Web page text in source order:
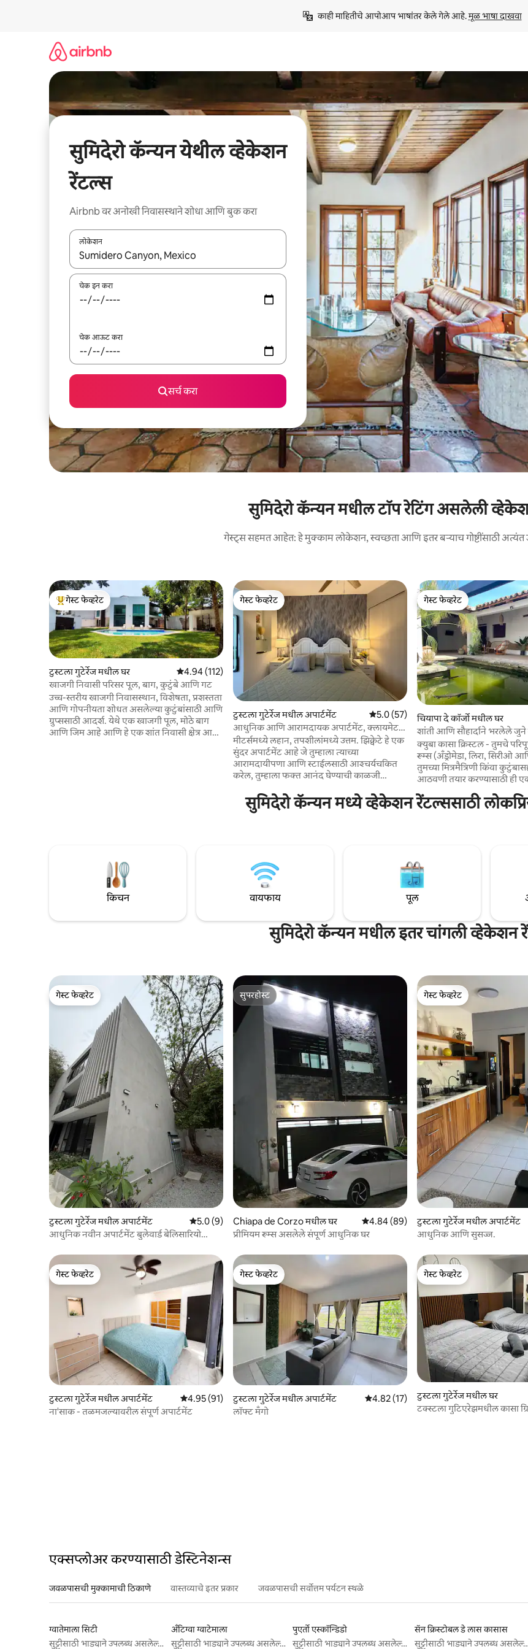
काही माहितीचे आपोआप भाषांतर केले गेले आहे. मूळ भाषा दाखवा
सुमिदेरो कॅन्यन येथील व्हेकेशन
रेंटल्स
Airbnb वर अनोखी निवासस्थाने शोधा आणि बुक करा
लोकेशन
जेव्हा परिणाम उपलब्ध असतील, तेव्हा वरच्या आणि खाली बाणांच्या किजसह नेव्हिगेट करा किंवा स्पर्शाने स्वाइप जेश्चर्स वापरून एक्सप्लोर करा.
चेक इन करा
चेक आऊट करा
सर्च करा
सुमिदेरो कॅन्यन मधील टॉप रेटिंग असलेली
गेस्ट्स सहमत आहेत: हे मुक्काम लोकेशन, स्वच्छता आणि इतर बऱ्याच गोष्टींसाठी
टॉप गेस्ट फेव्हरेट
गेस्ट फेव्हरेट
टुस्टला गुटेर्रेज मधील घर 5 पैकी 4.94 सरासरी रेटिंग, 112 रिव्ह्यूज
4.94 (112)
खाजगी निवासी परिसर पूल, बाग, कुटुंबे आणि गट
उच्च-स्तरीय खाजगी निवासस्थान, विशेषता, प्रशस्तता
आणि गोपनीयता शोधत असलेल्या कुटुंबांसाठी आणि
ग्रुप्ससाठी आदर्श. येथे एक खाजगी पूल, मोठे बाग
आणि जिम आहे आणि हे एक शांत निवासी क्षेत्र आहे.
गेस्ट फेव्हरेट
गेस्ट फेव्हरेट
टुस्टला गुटेर्रेज मधील अपार्टमेंट 5 पैकी 5.0 सरासरी रेटिंग, 57 रिव्ह्यूज
5.0 (57)
आधुनिक आणि आरामदायक अपार्टमेंट, क्लायमेट
कंट्रोल आणि हॅमॉकसह
मीटर्समध्ये लहान, तपशीलांमध्ये उत्तम. झिक्वेटे हे एक
सुंदर अपार्टमेंट आहे जे तुम्हाला त्याच्या
आरामदायीपणा आणि स्टाईलसाठी आश्चर्यचकित
करेल, तुम्हाला फक्त आनंद घेण्याची काळजी
आराम, चांगले लोकेशन आणि शांतता शोधत
असलेल्या जोडप्यांसाठी किंवा प्रवाशांसाठी आदर्श.
चांगला वाटेल असा बनवण्यासाठी डिझाईन केलेली
गेस्ट फेव्हरेट
गेस्ट फेव्हरेट
चियापा दे कॉर्जो मधील घर
शांती आणि सौहार्दाने भरलेले
क्युबा कासा क्रिस्टल - तुमचे
रूम्स (अँड्रोमेडा, लिरा, सिरीओ
तुमच्या मित्रमैत्रिणी किंवा
आठवणी तयार करण्यासाठी ही
आहे. शांती आणि सौहार्दाने
मेक्सिकन घराचा आनंद घेण्याची
सर्वात महत्त्वाचे म्हणजे, आम्ही
नाही! तुम्ही आणखी 1 रूम
सुमिदेरो कॅन्यन मध्ये व्हेकेशन रेंटल्ससाठी
किचन वायफाय पूल
सुमिदेरो कॅन्यन मधील इतर चांगली व्हेकेशन
गेस्ट फेव्हरेट
गेस्ट फेव्हरेट
टुस्टला गुटेर्रेज मधील अपार्टमेंट 5 पैकी 5.0 सरासरी रेटिंग, 9 रिव्ह्यूज
5.0 (9)
आधुनिक नवीन अपार्टमेंट बुलेवार्ड बेलिसारियो
सुपरहोस्ट
सुपरहोस्ट
Chiapa de Corzo मधील घर 5 पैकी 4.84 सरासरी रेटिंग, 89 रिव्ह्यूज
4.84 (89)
प्रीमियम रूम्स असलेले संपूर्ण आधुनिक घर
गेस्ट फेव्हरेट
गेस्ट फेव्हरेट
टुस्टला गुटेर्रेज मधील अपार्टमेंट
आधुनिक आणि सुसज्ज.
गेस्ट फेव्हरेट
गेस्ट फेव्हरेट
टुस्टला गुटेर्रेज मधील अपार्टमेंट 5 पैकी 4.95 सरासरी रेटिंग, 91 रिव्ह्यूज
4.95 (91)
ना'साक - तळमजल्यावरील संपूर्ण अपार्टमेंट
गेस्ट फेव्हरेट
गेस्ट फेव्हरेट
टुस्टला गुटेर्रेज मधील अपार्टमेंट 5 पैकी 4.82 सरासरी रेटिंग, 17 रिव्ह्यूज
4.82 (17)
लॉफ्ट मँगो
गेस्ट फेव्हरेट
गेस्ट फेव्हरेट
टुस्टला गुटेर्रेज मधील घर
टक्स्टला गुटिएरेझमधील कासा
एक्सप्लोअर करण्यासाठी डेस्टिनेशन्स
जवळपासची मुक्कामाची ठिकाणे वास्तव्याचे इतर प्रकार जवळपासची सर्वोत्तम पर्यटन स्थळे
ग्वातेमाला सिटी
सुट्टीसाठी भाड्याने उपलब्ध असलेल्या जागा
अँटिग्वा ग्वाटेमाला
सुट्टीसाठी भाड्याने उपलब्ध असलेल्या जागा
पुएर्तो एस्कॉन्डिडो
सुट्टीसाठी भाड्याने उपलब्ध असलेल्या जागा
सॅन क्रिस्टोबल डे लास कासास
सुट्टीसाठी भाड्याने उपलब्ध असलेल्या जागा